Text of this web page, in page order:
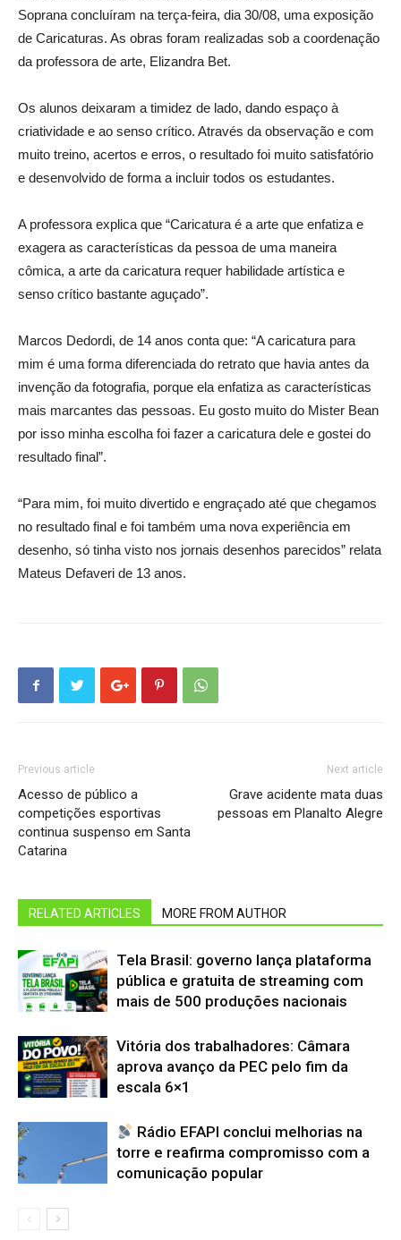
Soprana concluíram na terça-feira, dia 30/08, uma exposição
de Caricaturas. As obras foram realizadas sob a coordenação
da professora de arte, Elizandra Bet.
Os alunos deixaram a timidez de lado, dando espaço à
criatividade e ao senso crítico. Através da observação e com
muito treino, acertos e erros, o resultado foi muito satisfatório
e desenvolvido de forma a incluir todos os estudantes.
A professora explica que “Caricatura é a arte que enfatiza e
exagera as características da pessoa de uma maneira
cômica, a arte da caricatura requer habilidade artística e
senso crítico bastante aguçado”.
Marcos Dedordi, de 14 anos conta que: “A caricatura para
mim é uma forma diferenciada do retrato que havia antes da
invenção da fotografia, porque ela enfatiza as características
mais marcantes das pessoas. Eu gosto muito do Mister Bean
por isso minha escolha foi fazer a caricatura dele e gostei do
resultado final”.
“Para mim, foi muito divertido e engraçado até que chegamos
no resultado final e foi também uma nova experiência em
desenho, só tinha visto nos jornais desenhos parecidos” relata
Mateus Defaveri de 13 anos.
Previous article
Acesso de público a
competições esportivas
continua suspenso em Santa
Catarina
Next article
Grave acidente mata duas
pessoas em Planalto Alegre
RELATED ARTICLES MORE FROM AUTHOR
Tela Brasil: governo lança plataforma
pública e gratuita de streaming com
mais de 500 produções nacionais
Vitória dos trabalhadores: Câmara
aprova avanço da PEC pelo fim da
escala 6×1
Rádio EFAPI conclui melhorias na
torre e reafirma compromisso com a
comunicação popular